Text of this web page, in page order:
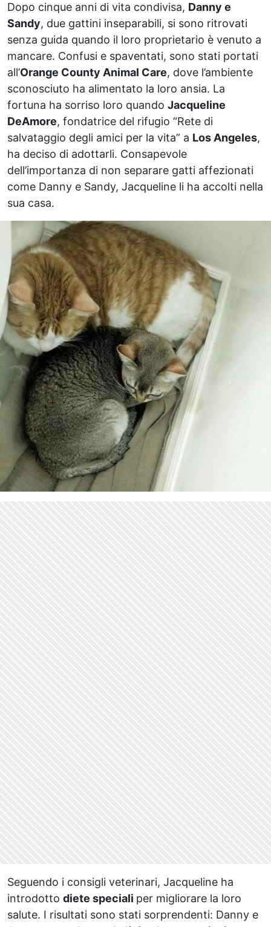
Dopo cinque anni di vita condivisa, Danny e
Sandy, due gattini inseparabili, si sono ritrovati
senza guida quando il loro proprietario è venuto a
mancare. Confusi e spaventati, sono stati portati
all’Orange County Animal Care, dove l’ambiente
sconosciuto ha alimentato la loro ansia. La
fortuna ha sorriso loro quando Jacqueline
DeAmore, fondatrice del rifugio “Rete di
salvataggio degli amici per la vita” a Los Angeles,
ha deciso di adottarli. Consapevole
dell’importanza di non separare gatti affezionati
come Danny e Sandy, Jacqueline li ha accolti nella
sua casa.
Seguendo i consigli veterinari, Jacqueline ha
introdotto diete speciali per migliorare la loro
salute. I risultati sono stati sorprendenti: Danny e